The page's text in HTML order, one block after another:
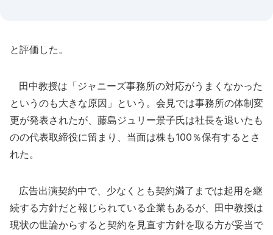
と評価した。
田中教授は「ジャニーズ事務所の対応がうまくなかった
というのも大きな原因」という。会見では事務所の体制変
更が発表されたが、藤島ジュリー景子氏は社長を退いたも
のの代表取締役に留まり、当面は株も100％保有するとさ
れた。
広告出演契約中で、少なくとも契約満了までは起用を継
続する方針だと報じられている企業もあるが、田中教授は
現状の世論からすると契約を見直す方針を取る方が妥当で